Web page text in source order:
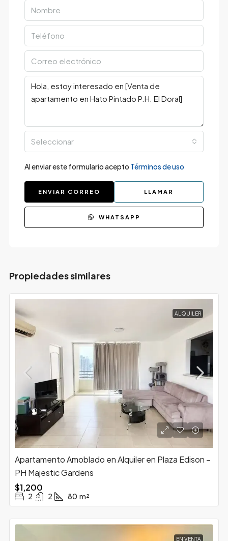
Seleccionar
Al enviar este formulario acepto Términos de uso
ENVIAR CORREO LLAMAR
WHATSAPP
Propiedades similares
ALQUILER
Apartamento Amoblado en Alquiler en Plaza Edison –
PH Majestic Gardens
$1,200
2 2 80 m²
EN VENTA